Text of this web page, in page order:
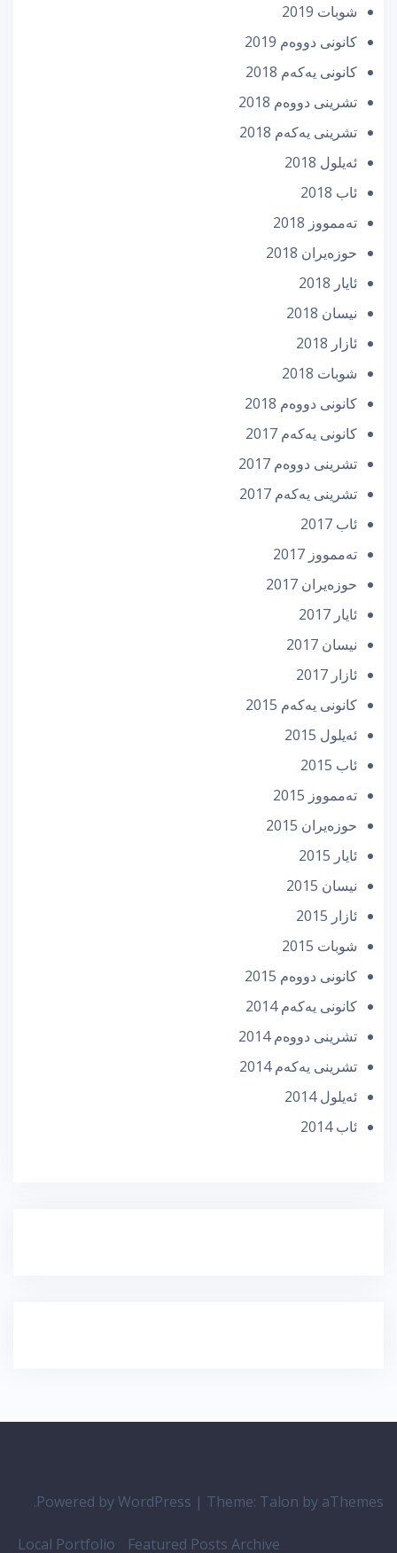
شوبات 2019
كانونی دووه‌م 2019
كانونی یه‌كه‌م 2018
تشرینی دووه‌م 2018
تشرینی یه‌كه‌م 2018
ئه‌یلول 2018
ئاب 2018
تەممووز 2018
حوزه‌یران 2018
ئایار 2018
نیسان 2018
ئازار 2018
شوبات 2018
كانونی دووه‌م 2018
كانونی یه‌كه‌م 2017
تشرینی دووه‌م 2017
تشرینی یه‌كه‌م 2017
ئاب 2017
تەممووز 2017
حوزه‌یران 2017
ئایار 2017
نیسان 2017
ئازار 2017
كانونی یه‌كه‌م 2015
ئه‌یلول 2015
ئاب 2015
تەممووز 2015
حوزه‌یران 2015
ئایار 2015
نیسان 2015
ئازار 2015
شوبات 2015
كانونی دووه‌م 2015
كانونی یه‌كه‌م 2014
تشرینی دووه‌م 2014
تشرینی یه‌كه‌م 2014
ئه‌یلول 2014
ئاب 2014
Powered by WordPress | Theme: Talon by aThemes.
Featured Posts Archive
Local Portfolio